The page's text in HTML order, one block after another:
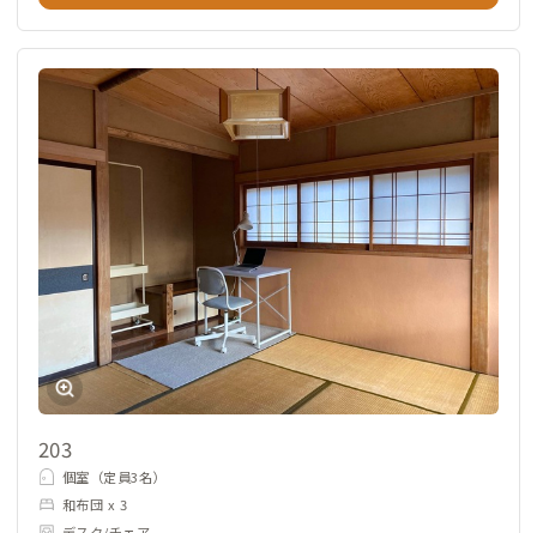
203
個室（定員3名）
和布団 x 3